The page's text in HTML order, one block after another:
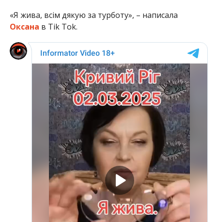
«Я жива, всім дякую за турботу», – написала
Оксана в Tik Tok.